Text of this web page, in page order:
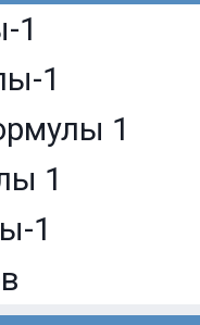
1
1
1
1
1